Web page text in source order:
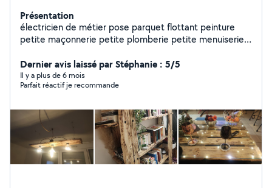
Présentation
électricien de métier pose parquet flottant peinture
petite maçonnerie petite plomberie petite menuiserie
porte de garage Interphone Pose d'étagère la liste est
longue ..... J'ai la charge d'entretenir 3 magasins . a
bientôt peut etre Cordialement Ludo
Dernier avis laissé par Stéphanie : 5/5
Il y a plus de 6 mois
Parfait réactif je recommande